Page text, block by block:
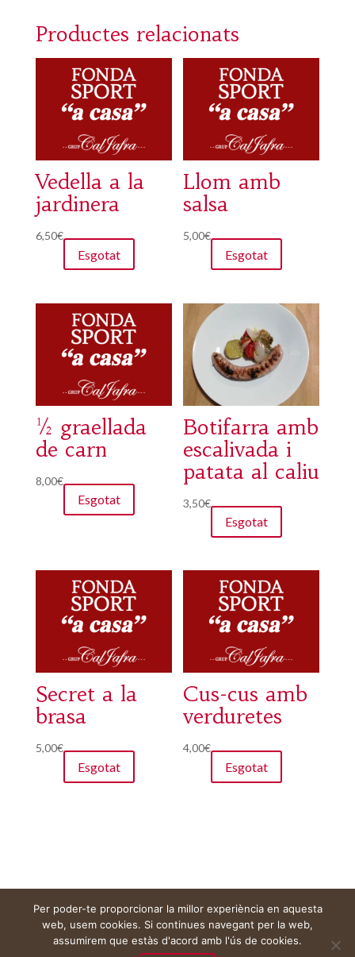
Productes relacionats
Vedella a la
jardinera
6,50€
Esgotat
Llom amb
salsa
5,00€
Esgotat
½ graellada
de carn
8,00€
Esgotat
Botifarra amb
escalivada i
patata al caliu
3,50€
Esgotat
Secret a la
brasa
5,00€
Esgotat
Cus-cus amb
verduretes
4,00€
Esgotat
Avís legal Cistella El meu compte
Per poder-te proporcionar la millor experiència en aquesta
web, usem cookies. Si continues navegant per la web,
assumirem que estàs d'acord amb l'ús de cookies.